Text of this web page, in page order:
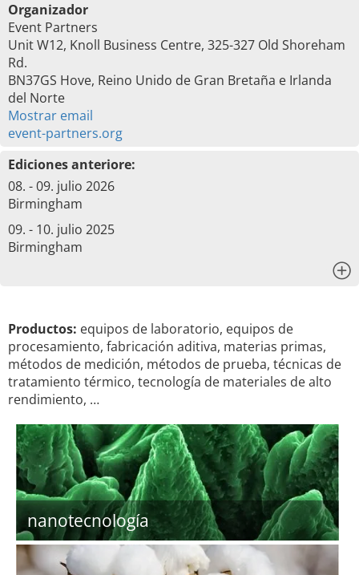
Organizador
Event Partners
Unit W12, Knoll Business Centre, 325-327 Old Shoreham
Rd.
BN37GS Hove, Reino Unido de Gran Bretaña e Irlanda
del Norte
Mostrar email
event-partners.org
Ediciones anteriore:
08. - 09. julio 2026
Birmingham
09. - 10. julio 2025
Birmingham
Productos: equipos de laboratorio, equipos de
procesamiento, fabricación aditiva, materias primas,
métodos de medición, métodos de prueba, técnicas de
tratamiento térmico, tecnología de materiales de alto
rendimiento, …
nanotecnología